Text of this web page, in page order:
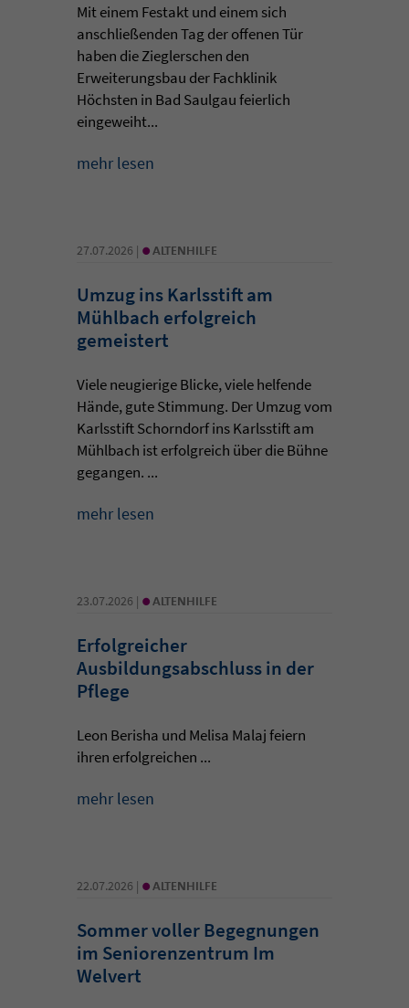
Mit einem Festakt und einem sich
anschließenden Tag der offenen Tür
haben die Zieglerschen den
Erweiterungsbau der Fachklinik
Höchsten in Bad Saulgau feierlich
eingeweiht...
mehr lesen
27.07.2026 | • ALTENHILFE
Umzug ins Karlsstift am
Mühlbach erfolgreich
gemeistert
Viele neugierige Blicke, viele helfende
Hände, gute Stimmung. Der Umzug vom
Karlsstift Schorndorf ins Karlsstift am
Mühlbach ist erfolgreich über die Bühne
gegangen. ...
mehr lesen
23.07.2026 | • ALTENHILFE
Erfolgreicher
Ausbildungsabschluss in der
Pflege
Leon Berisha und Melisa Malaj feiern
ihren erfolgreichen ...
mehr lesen
22.07.2026 | • ALTENHILFE
Sommer voller Begegnungen
im Seniorenzentrum Im
Welvert